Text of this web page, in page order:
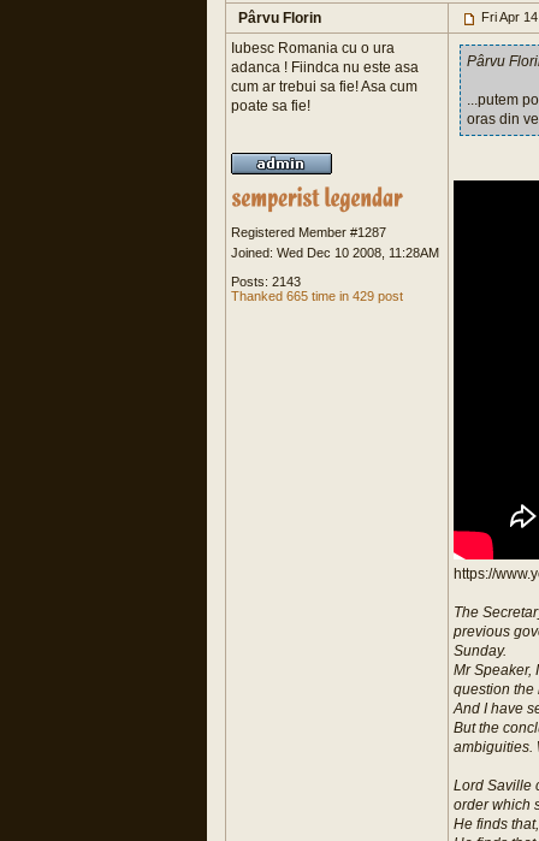
Pârvu Florin
Fri Apr
Iubesc Romania cu o ura
adanca ! Fiindca nu este asa
cum ar trebui sa fie! Asa cum
poate sa fie!
Registered Member #1287
Joined: Wed Dec 10 2008, 11:28AM
Posts: 2143
Thanked 665 time in 429 post
Pârvu
...putem
oras din
https://
The
previous
Sunday.
Mr Speaker,
question the
And I have
But the
ambiguities.
Lord Saville
order which
He finds